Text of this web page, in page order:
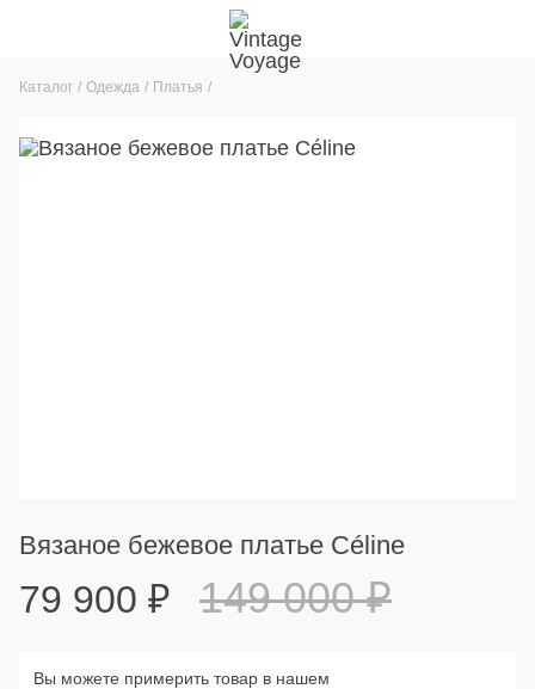
Каталог Одежда Платья
Вязаное бежевое платье Céline
79 900 ₽ 149 000₽
Вы можете примерить товар в нашем